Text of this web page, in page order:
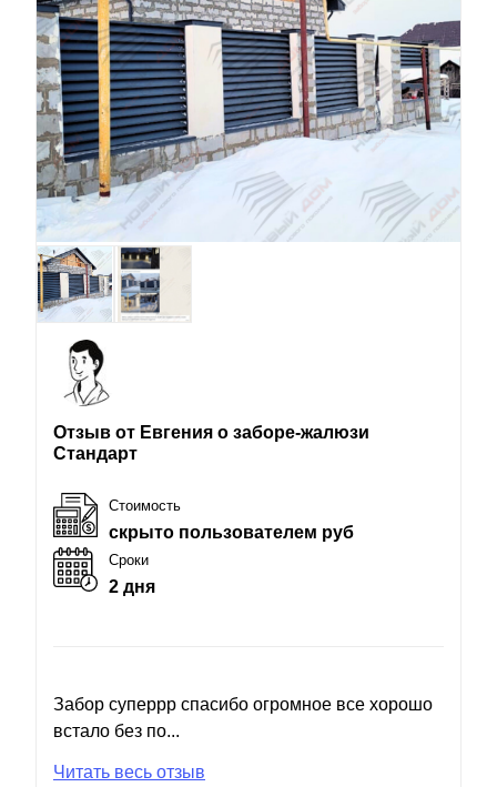
Отзыв от Евгения о заборе-жалюзи
Стандарт
Стоимость
скрыто пользователем руб
Сроки
2 дня
Забор суперрр спасибо огромное все хорошо
встало без по...
Читать весь отзыв